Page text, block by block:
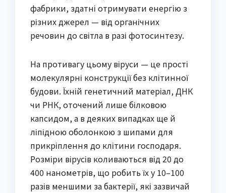
фабрики, здатні отримувати енергію з
різних джерел — від органічних
речовин до світла в разі фотосинтезу.
На противагу цьому віруси — це прості
молекулярні конструкції без клітинної
будови. Їхній генетичний матеріал, ДНК
чи РНК, оточений лише білковою
капсидом, а в деяких випадках ще й
ліпідною оболонкою з шипами для
прикріплення до клітини господаря.
Розміри вірусів коливаються від 20 до
400 нанометрів, що робить їх у 10–100
разів меншими за бактерії, які зазвичай